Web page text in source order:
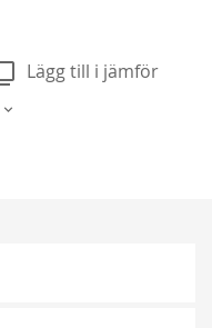
Lägg till i jämför